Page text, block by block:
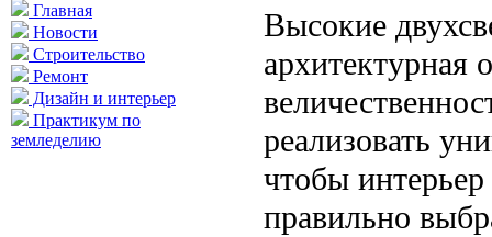
Главная
Новости
Строительство
Ремонт
Дизайн и интерьер
Практикум по
земледелию
Высокие
реализовать
чтобы
правильно